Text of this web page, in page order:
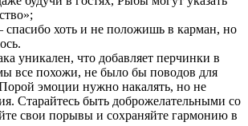
спасибо хоть и не положишь в карман, но
уникален, что добавляет перчинки в
все похожи, не было бы поводов для
эмоции нужно накалять, но не
Старайтесь быть доброжелательными со
свои порывы и сохраняйте гармонию в